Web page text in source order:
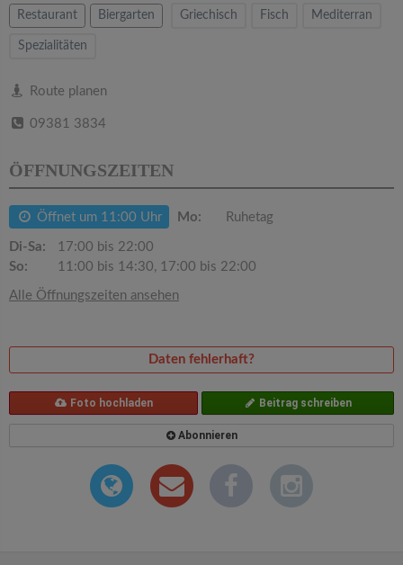
Restaurant Biergarten Griechisch Fisch Mediterran
Spezialitäten
Route planen
09381 3834
ÖFFNUNGSZEITEN
Öffnet um 11:00 Uhr Mo: Ruhetag
Di-Sa:
17:00 bis 22:00
So:
11:00 bis 14:30, 17:00 bis 22:00
Alle Öffnungszeiten ansehen
Daten fehlerhaft?
Foto hochladen Beitrag schreiben
Abonnieren
v
g
a
t